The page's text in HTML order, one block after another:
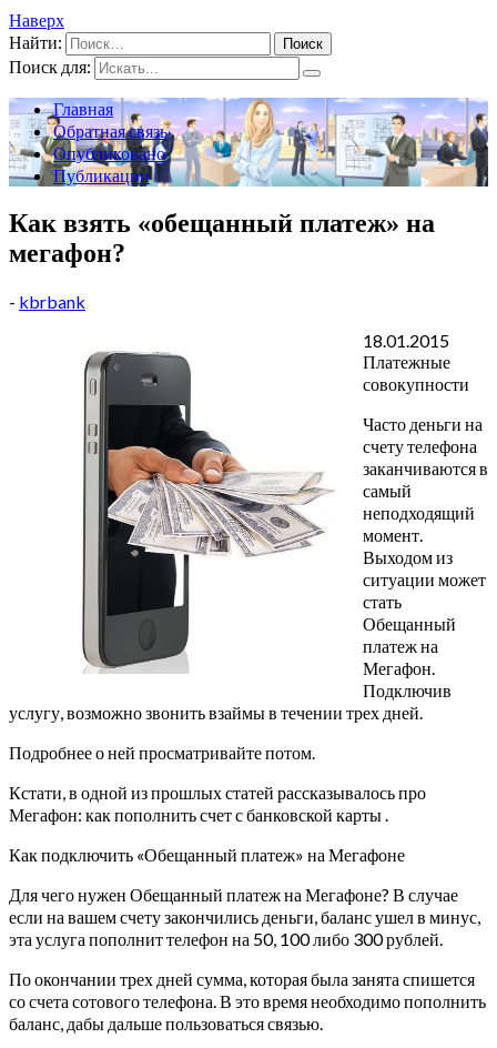
Наверх
Найти:
Поиск для:
Главная
Обратная связь
Опубликовано
Публикации
Как взять «обещанный платеж» на
мегафон?
- kbrbank
18.01.2015
Платежные
совокупности
Часто деньги на
счету телефона
заканчиваются в
самый
неподходящий
момент.
Выходом из
ситуации может
стать
Обещанный
платеж на
Мегафон.
Подключив
услугу, возможно звонить взаймы в течении трех дней.
Подробнее о ней просматривайте потом.
Кстати, в одной из прошлых статей рассказывалось про
Мегафон: как пополнить счет с банковской карты .
Как подключить «Обещанный платеж» на Мегафоне
Для чего нужен Обещанный платеж на Мегафоне? В случае
если на вашем счету закончились деньги, баланс ушел в минус,
эта услуга пополнит телефон на 50, 100 либо 300 рублей.
По окончании трех дней сумма, которая была занята спишется
со счета сотового телефона. В это время необходимо пополнить
баланс, дабы дальше пользоваться связью.